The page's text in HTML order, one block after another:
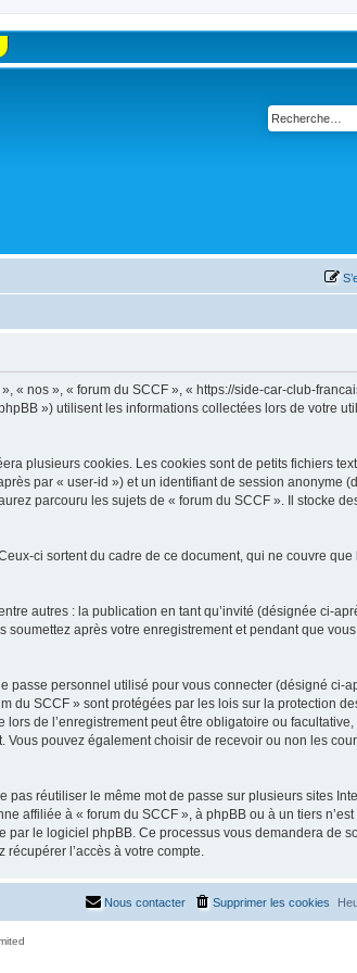
« nos », « forum du SCCF », « https://side-car-club-
») utilisent les informations collectées lors de votre
plusieurs cookies. Les cookies sont de petits fichiers
par « user-id ») et un identifiant de session anonyme
parcouru les sujets de « forum du SCCF ». Il stocke
ci sortent du cadre de ce document, qui ne couvre
autres : la publication en tant qu’invité (désignée ci-
après votre enregistrement et pendant que
passe personnel utilisé pour vous connecter (désigné ci-
du SCCF » sont protégées par les lois sur la protection
de l’enregistrement peut être obligatoire ou
pouvez également choisir de recevoir ou non les
réutiliser le même mot de passe sur plusieurs sites
affiliée à « forum du SCCF », à phpBB ou à un tiers
le logiciel phpBB. Ce processus vous demandera de
l’accès à votre compte.
Supprimer les cookies
Nous contacter